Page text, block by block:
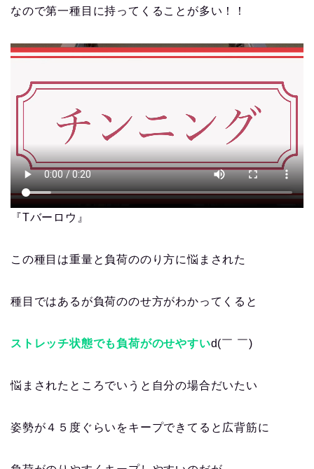
なので第一種目に持ってくることが多い！！
『Tバーロウ』
この種目は重量と負荷ののり方に悩まされた
種目ではあるが負荷ののせ方がわかってくると
ストレッチ状態でも負荷がのせやすいd(￣ ￣)
悩まされたところでいうと自分の場合だいたい
姿勢が４５度ぐらいをキープできてると広背筋に